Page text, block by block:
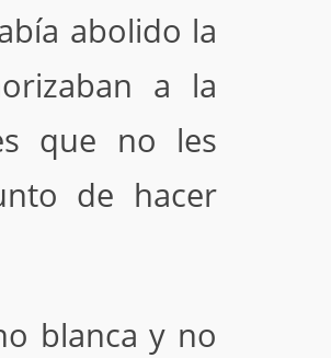
abolido la
a la
que no les
de hacer
blanca y no